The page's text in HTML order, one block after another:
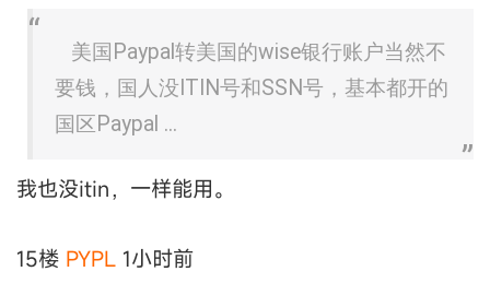
美国Paypal转美国的wise银行账户当然不
要钱，国人没ITIN号和SSN号，基本都开的
国区Paypal ...
我也没itin，一样能用。
15楼 PYPL 1小时前